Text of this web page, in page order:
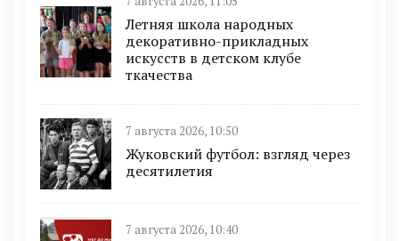
Летняя школа народных
декоративно-прикладных
искусств в детском клубе
ткачества
7 августа 2026, 10:50
Жуковский футбол: взгляд через
десятилетия
7 августа 2026, 10:40